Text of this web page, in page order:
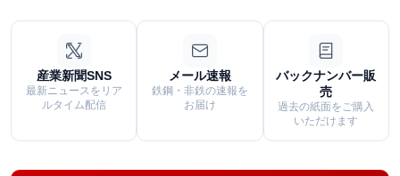
産業新聞SNS
最新ニュースをリア
ルタイム配信
メール速報
鉄鋼・非鉄の速報を
お届け
バックナンバー販
売
過去の紙面をご購入
いただけます